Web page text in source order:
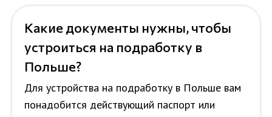
Какие документы нужны, чтобы
устроиться на подработку в
Польше?
Для устройства на подработку в Польше вам
понадобится действующий паспорт или